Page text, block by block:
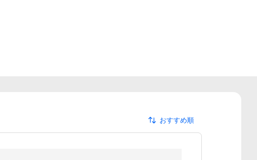
おすすめ順